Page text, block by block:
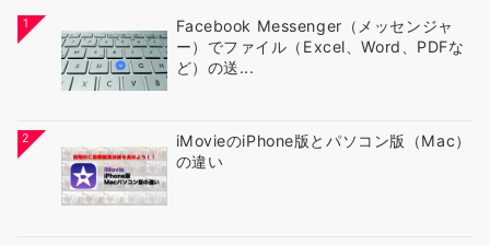
1
Facebook Messenger（メッセンジャ
ー）でファイル（Excel、Word、PDFな
ど）の送...
2
iMovieのiPhone版とパソコン版（Mac）
の違い